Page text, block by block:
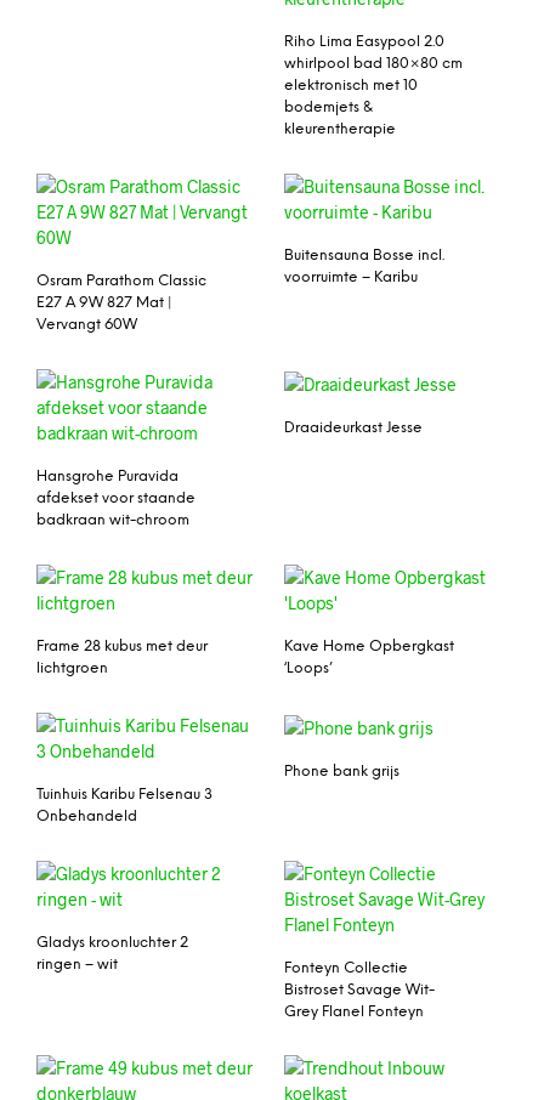
Riho Lima Easypool 2.0
whirlpool bad 180×80 cm
elektronisch met 10
bodemjets &
kleurentherapie
Osram Parathom Classic
E27 A 9W 827 Mat |
Vervangt 60W
Buitensauna Bosse incl.
voorruimte – Karibu
Hansgrohe Puravida
afdekset voor staande
badkraan wit-chroom
Draaideurkast Jesse
Frame 28 kubus met deur
lichtgroen
Kave Home Opbergkast
‘Loops’
Tuinhuis Karibu Felsenau 3
Onbehandeld
Phone bank grijs
Gladys kroonluchter 2
ringen – wit
Fonteyn Collectie
Bistroset Savage Wit-
Grey Flanel Fonteyn